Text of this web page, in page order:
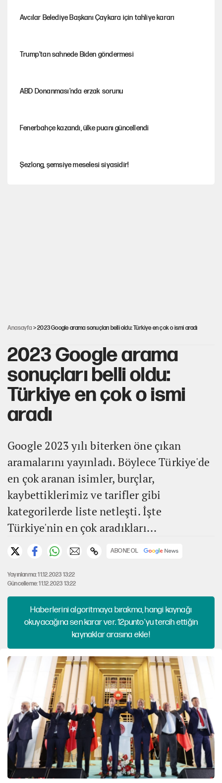
Avcılar Belediye Başkanı Çaykara için tahliye kararı
Trump’tan sahnede Biden göndermesi
ABD Donanması’nda erzak sorunu
Fenerbahçe kazandı, ülke puanı güncellendi
Şezlong, şemsiye meselesi siyasidir!
Anasayfa > 2023 Google arama sonuçları belli oldu: Türkiye en çok o ismi aradı
2023 Google arama
sonuçları belli oldu:
Türkiye en çok o ismi
aradı
Google 2023 yılı biterken öne çıkan
aramalarını yayınladı. Böylece Türkiye'de
en çok aranan isimler, burçlar,
kaybettiklerimiz ve tarifler gibi
kategorilerde liste netleşti. İşte
Türkiye'nin en çok aradıkları...
ABONE OL
Yayınlanma: 11.12.2023 13:22
Güncelleme: 11.12.2023 13:22
Haberlerini algoritmaya bırakma, hangi kaynağı
okuyacağına sen karar ver. 12punto'yu tercih ettiğin
kaynaklar arasına ekle!